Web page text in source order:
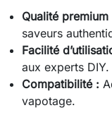
Qualité premium
saveurs
Facilité
aux experts DIY.
Compatibilité :
vapotage.